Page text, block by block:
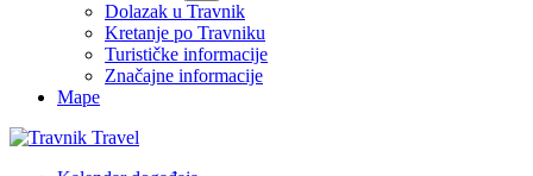
Dolazak u Travnik
Kretanje po Travniku
Turističke informacije
Značajne informacije
Mape